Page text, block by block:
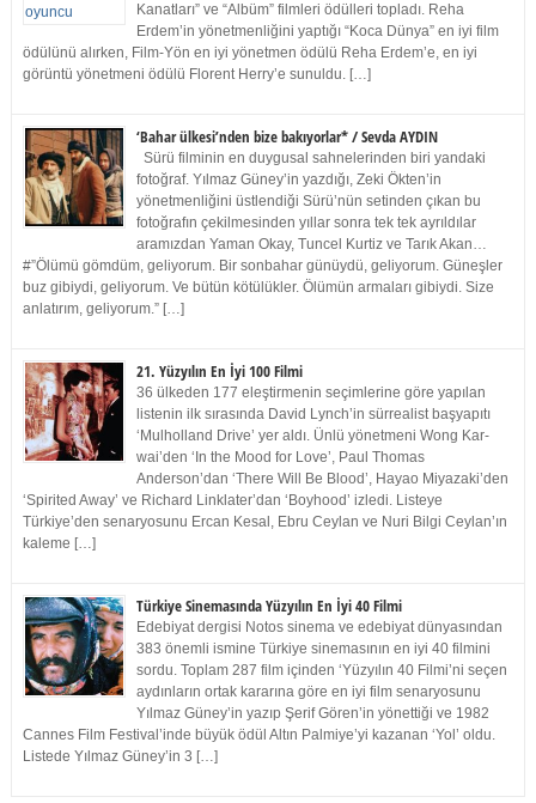
Kanatları” ve “Albüm” filmleri ödülleri topladı. Reha
Erdem’in yönetmenliğini yaptığı “Koca Dünya” en iyi film
ödülünü alırken, Film-Yön en iyi yönetmen ödülü Reha Erdem’e, en iyi
görüntü yönetmeni ödülü Florent Herry’e sunuldu. […]
‘Bahar ülkesi’nden bize bakıyorlar* / Sevda AYDIN
Sürü filminin en duygusal sahnelerinden biri yandaki
fotoğraf. Yılmaz Güney’in yazdığı, Zeki Ökten’in
yönetmenliğini üstlendiği Sürü’nün setinden çıkan bu
fotoğrafın çekilmesinden yıllar sonra tek tek ayrıldılar
aramızdan Yaman Okay, Tuncel Kurtiz ve Tarık Akan…
#”Ölümü gömdüm, geliyorum. Bir sonbahar günüydü, geliyorum. Güneşler
buz gibiydi, geliyorum. Ve bütün kötülükler. Ölümün armaları gibiydi. Size
anlatırım, geliyorum.” […]
21. Yüzyılın En İyi 100 Filmi
36 ülkeden 177 eleştirmenin seçimlerine göre yapılan
listenin ilk sırasında David Lynch’in sürrealist başyapıtı
‘Mulholland Drive’ yer aldı. Ünlü yönetmeni Wong Kar-
wai’den ‘In the Mood for Love’, Paul Thomas
Anderson’dan ‘There Will Be Blood’, Hayao Miyazaki’den
‘Spirited Away’ ve Richard Linklater’dan ‘Boyhood’ izledi. Listeye
Türkiye’den senaryosunu Ercan Kesal, Ebru Ceylan ve Nuri Bilgi Ceylan’ın
kaleme […]
Türkiye Sinemasında Yüzyılın En İyi 40 Filmi
Edebiyat dergisi Notos sinema ve edebiyat dünyasından
383 önemli ismine Türkiye sinemasının en iyi 40 filmini
sordu. Toplam 287 film içinden ‘Yüzyılın 40 Filmi’ni seçen
aydınların ortak kararına göre en iyi film senaryosunu
Yılmaz Güney’in yazıp Şerif Gören’in yönettiği ve 1982
Cannes Film Festival’inde büyük ödül Altın Palmiye’yi kazanan ‘Yol’ oldu.
Listede Yılmaz Güney’in 3 […]